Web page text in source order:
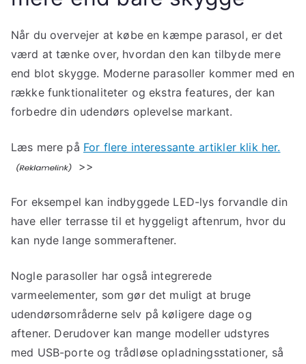
Når du overvejer at købe en kæmpe parasol, er det
værd at tænke over, hvordan den kan tilbyde mere
end blot skygge. Moderne parasoller kommer med en
række funktionaliteter og ekstra features, der kan
forbedre din udendørs oplevelse markant.
Læs mere på For flere interessante artikler klik her.
>>
For eksempel kan indbyggede LED-lys forvandle din
have eller terrasse til et hyggeligt aftenrum, hvor du
kan nyde lange sommeraftener.
Nogle parasoller har også integrerede
varmeelementer, som gør det muligt at bruge
udendørsområderne selv på køligere dage og
aftener. Derudover kan mange modeller udstyres
med USB-porte og trådløse opladningsstationer, så